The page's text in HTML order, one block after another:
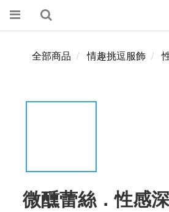
全部商品 情趣挑逗服飾
微醺蕾絲．性感